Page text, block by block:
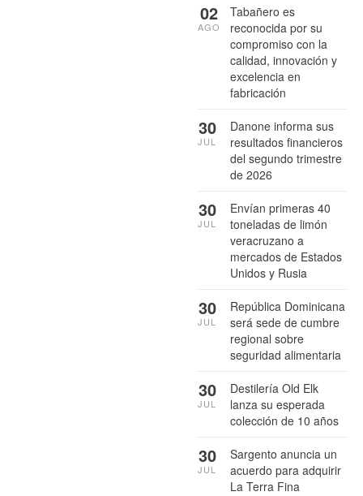
Tabañero es
reconocida por su
compromiso con la
calidad, innovación y
excelencia en
fabricación
02
AGO
Danone informa sus
resultados financieros
del segundo trimestre
de 2026
30
JUL
Envían primeras 40
toneladas de limón
veracruzano a
mercados de Estados
Unidos y Rusia
30
JUL
República Dominicana
será sede de cumbre
regional sobre
seguridad alimentaria
30
JUL
Destilería Old Elk
lanza su esperada
colección de 10 años
30
JUL
Sargento anuncia un
acuerdo para adquirir
La Terra Fina
30
JUL